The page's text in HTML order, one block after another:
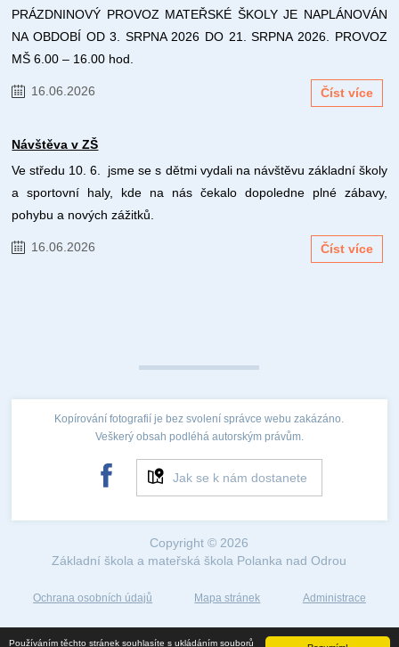
Používáním těchto stránek souhlasíte s ukládáním souborů
PRÁZDNINOVÝ PROVOZ MATEŘSKÉ ŠKOLY JE NAPLÁNOVÁN
NA OBDOBÍ OD 3. SRPNA 2026 DO 21. SRPNA 2026. PROVOZ
MŠ 6.00 – 16.00 hod.
16.06.2026 Číst více
Návštěva v ZŠ
Ve středu 10. 6. jsme se s dětmi vydali na návštěvu základní školy
a sportovní haly, kde na nás čekalo dopoledne plné zábavy,
pohybu a nových zážitků.
16.06.2026 Číst více
Kopírování fotografií je bez svolení správce webu zakázáno.
Veškerý obsah podléhá autorským právům.
Jak se k nám dostanete
Copyright © 2026
Základní škola a mateřská škola Polanka nad Odrou
Ochrana osobních údajů Mapa stránek Administrace